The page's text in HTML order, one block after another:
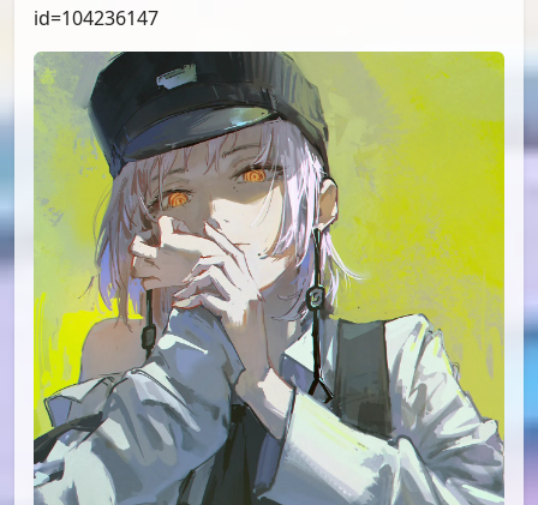
id=104236147